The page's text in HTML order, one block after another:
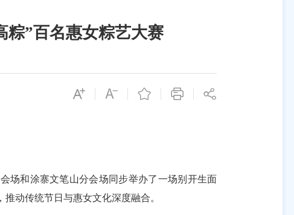
”百名惠女粽艺大赛
场和涂寨文笔山分会场同步举办了一场别开生面
动传统节日与惠女文化深度融合。